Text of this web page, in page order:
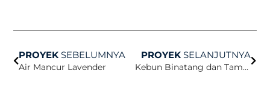
PROYEK SEBELUMNYA
Air Mancur Lavender
PROYEKSELANJUTNYA
Kebun Binatang dan Taman Gurun Pasir yang Hidup